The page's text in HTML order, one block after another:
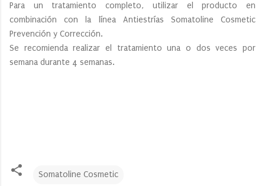
Para un tratamiento completo, utilizar el producto en
combinación con la línea Antiestrías Somatoline Cosmetic
Prevención y Corrección.
Se recomienda realizar el tratamiento una o dos veces por
semana durante 4 semanas.
Somatoline Cosmetic